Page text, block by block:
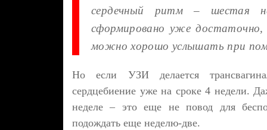
сердечный ритм – шестая
сформировано уже достаточно,
можно хорошо услышать при
Но если УЗИ делается
сердцебиение уже на сроке 4 недели.
неделе – это еще не повод для
подождать еще неделю-две.